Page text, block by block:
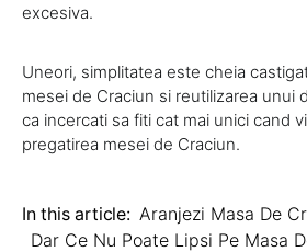
excesiva.
Uneori, simplitatea este cheia
mesei de Craciun si reutilizarea unui
ca incercati sa fiti cat mai unici cand
pregatirea mesei de Craciun.
In this article: Aranjezi Masa De
Dar Ce Nu Poate Lipsi Pe Masa